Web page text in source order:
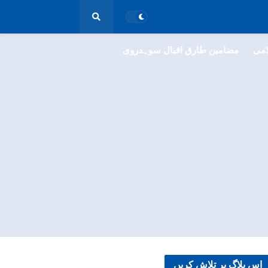
مضامین طارق اقبال سوہدروی
اس بلاگ پر تلاش کریں